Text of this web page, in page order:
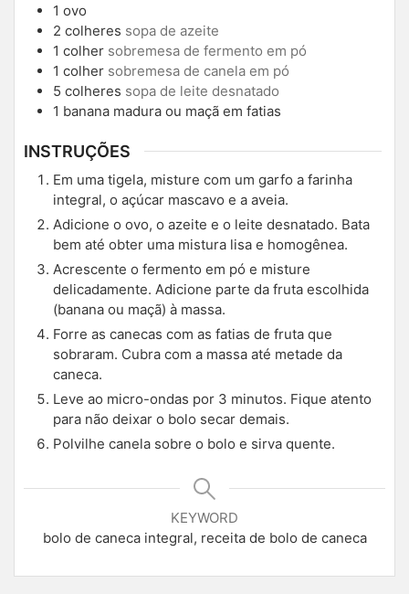
1 ovo
2 colheres sopa de azeite
1 colher sobremesa de fermento em pó
1 colher sobremesa de canela em pó
5 colheres sopa de leite desnatado
1 banana madura ou maçã em fatias
INSTRUÇÕES
Em uma tigela, misture com um garfo a farinha
integral, o açúcar mascavo e a aveia.
Adicione o ovo, o azeite e o leite desnatado. Bata
bem até obter uma mistura lisa e homogênea.
Acrescente o fermento em pó e misture
delicadamente. Adicione parte da fruta escolhida
(banana ou maçã) à massa.
Forre as canecas com as fatias de fruta que
sobraram. Cubra com a massa até metade da
caneca.
Leve ao micro-ondas por 3 minutos. Fique atento
para não deixar o bolo secar demais.
Polvilhe canela sobre o bolo e sirva quente.
KEYWORD
bolo de caneca integral, receita de bolo de caneca